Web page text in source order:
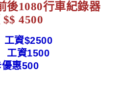
後1080行車紀錄器
4500
資$2500
資1500
惠500